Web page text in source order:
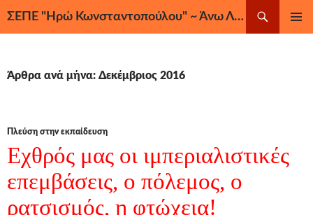
ΣΕΠΕ "Ηρώ Κωνσταντοπούλου" ~ Άνω Λιόσια, Ζεφύρι, Φυλή
Άρθρα ανά μήνα: Δεκέμβριος 2016
Πλεύση στην εκπαίδευση
Εχθρός μας οι ιμπεριαλιστικές
επεμβάσεις, ο πόλεμος, ο
ρατσισμός, η φτώχεια!